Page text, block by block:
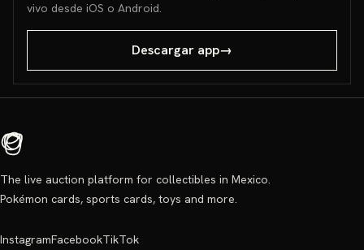
vivo desde iOS o Android.
Descargar app→
The live auction platform for collectibles in Mexico.
Pokémon cards, sports cards, toys and more.
InstagramFacebookTikTok